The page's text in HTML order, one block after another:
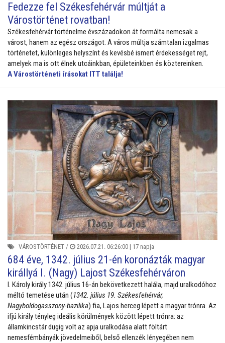
Fedezze fel Székesfehérvár múltját a
Várostörténet rovatban!
Székesfehérvár történelme évszázadokon át formálta nemcsak a
várost, hanem az egész országot. A város múltja számtalan izgalmas
történetet, különleges helyszínt és kevésbé ismert érdekességet rejt,
amelyek ma is ott élnek utcáinkban, épületeinkben és köztereinken.
A Várostörténeti írásokat ITT találja!
VÁROSTÖRTÉNET / 2026.07.21. 06:26:00 | 17 napja
684 éve, 1342. július 21-én koronázták magyar
királlyá I. (Nagy) Lajost Székesfehérváron
I. Károly király 1342. július 16-án bekövetkezett halála, majd uralkodóhoz
méltó temetése után (1342. július 19. Székesfehérvár,
Nagyboldogasszony-bazilika) fia, Lajos herceg lépett a magyar trónra. Az
ifjú király tényleg ideális körülmények között lépett trónra: az
államkincstár dugig volt az apja uralkodása alatt föltárt
nemesfémbányák jövedelmeiből, belső ellenzék lényegében nem